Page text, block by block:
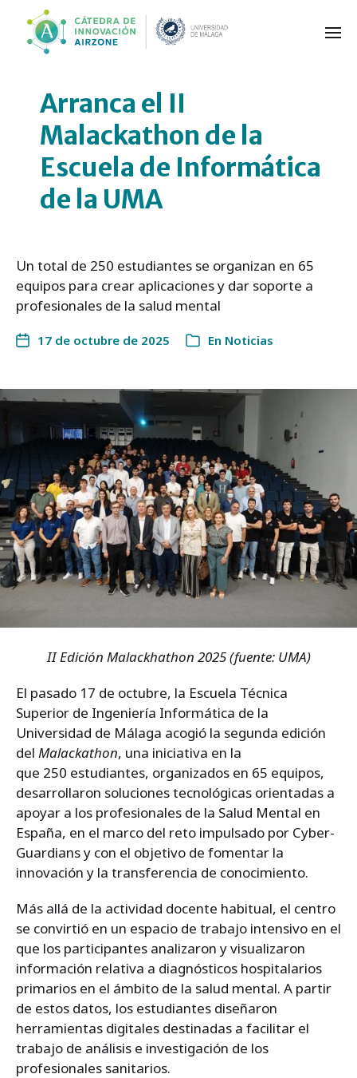
Arranca el II
Malackathon de la
Escuela de Informática
de la UMA
Un total de 250 estudiantes se organizan en 65
equipos para crear aplicaciones y dar soporte a
profesionales de la salud mental
17 de octubre de 2025 En Noticias
II Edición Malackhathon 2025 (fuente: UMA)
El pasado 17 de octubre, la Escuela Técnica
Superior de Ingeniería Informática de la
Universidad de Málaga acogió la segunda edición
del Malackathon, una iniciativa en la
que 250 estudiantes, organizados en 65 equipos,
desarrollaron soluciones tecnológicas orientadas a
apoyar a los profesionales de la Salud Mental en
España, en el marco del reto impulsado por Cyber-
Guardians y con el objetivo de fomentar la
innovación y la transferencia de conocimiento.
Más allá de la actividad docente habitual, el centro
se convirtió en un espacio de trabajo intensivo en el
que los participantes analizaron y visualizaron
información relativa a diagnósticos hospitalarios
primarios en el ámbito de la salud mental. A partir
de estos datos, los estudiantes diseñaron
herramientas digitales destinadas a facilitar el
trabajo de análisis e investigación de los
profesionales sanitarios.